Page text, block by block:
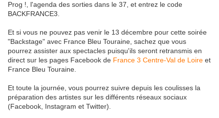
Prog !, l'agenda des sorties dans le 37, et entrez le code
BACKFRANCE3.
Et si vous ne pouvez pas venir le 13 décembre pour cette soirée
"Backstage" avec France Bleu Touraine, sachez que vous
pourrez assister aux spectacles puisqu'ils seront retransmis en
direct sur les pages Facebook de France 3 Centre-Val de Loire et
France Bleu Touraine.
Et toute la journée, vous pourrez suivre depuis les coulisses la
préparation des artistes sur les différents réseaux sociaux
(Facebook, Instagram et Twitter).